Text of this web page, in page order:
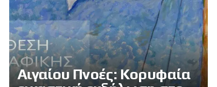
Αιγαίου Πνοές: Κορυφαία